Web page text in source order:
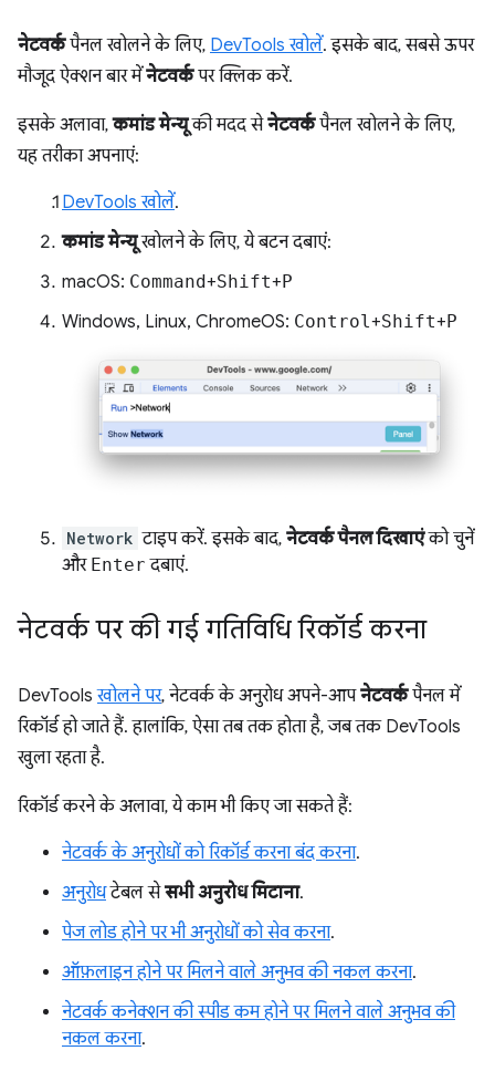
नेटवर्कपैनल खोलने के लिए, DevTools खोलें. इसके बाद, सबसे ऊपर
मौजूद ऐक्शन बार मेंनेटवर्कपर क्लिक करें.
इसके अलावा,कमांड मेन्यूकी मदद सेनेटवर्कपैनल खोलने के लिए,
यह तरीका अपनाएं:
DevTools खोलें.
कमांड मेन्यूखोलने के लिए, ये बटन दबाएं:
macOS: Command+Shift+P
Windows, Linux, ChromeOS: Control+Shift+P
Network टाइप करें. इसके बाद, नेटवर्क पैनल दिखाएंको चुनें
और Enter दबाएं.
नेटवर्क पर की गई गतिविधि रिकॉर्ड करना
DevToolsखोलने पर, नेटवर्क के अनुरोध अपने-आपनेटवर्कपैनल में
रिकॉर्ड हो जाते हैं. हालांकि, ऐसा तब तक होता है, जब तक DevTools
खुला रहता है.
रिकॉर्ड करने के अलावा, ये काम भी किए जा सकते हैं:
नेटवर्क के अनुरोधों को रिकॉर्ड करना बंद करना.
अनुरोधटेबल सेसभी अनुरोध मिटाना.
पेज लोड होने पर भी अनुरोधों को सेव करना.
ऑफ़लाइन होने पर मिलने वाले अनुभव की नकल करना.
नेटवर्क कनेक्शन की स्पीड कम होने पर मिलने वाले अनुभव की
नकल करना.